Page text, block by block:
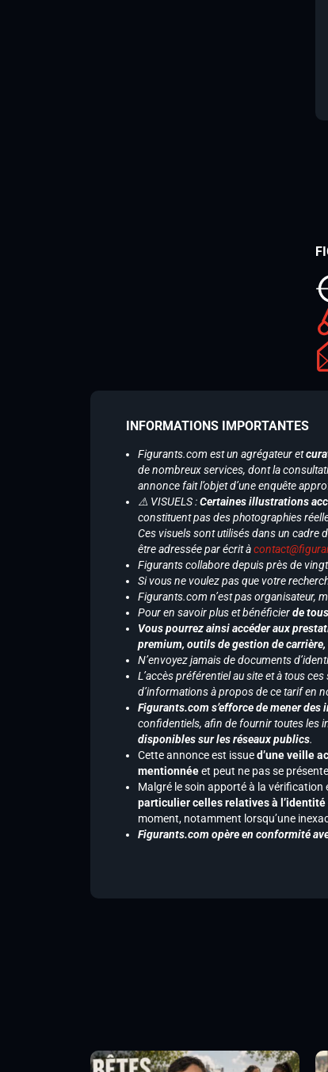
INFORMATIONS IMPORTANTES
Figurants.com est un agrégateur et
de nombreux services, dont la
annonce fait l’objet d’une enquête
⚠️ VISUELS :Certaines illustrations
constituent pas des photographies
Ces visuels sont utilisés dans un cadre
être adressée par écrit à
Figurants collabore depuis près de
Si vous ne voulez pas que votre
Figurants.com n’est pas organisateur,
Pour en savoir plus et bénéficierde
Vous pourrez ainsi accéder aux
premium, outils de gestion de
N’envoyez jamais de documents
L’accès préférentiel au site et à tous
d’informations à propos de ce tarif en
Figurants.com s’efforce de mener
confidentiels, afin de fournir toutes les
disponibles sur les réseaux publics.
Cette annonce est issued’une veille
mentionnéeet peut ne pas se
Malgré le soin apporté à la vérification
particulier celles relatives à
moment, notamment lorsqu’une
Figurants.com opère en conformité